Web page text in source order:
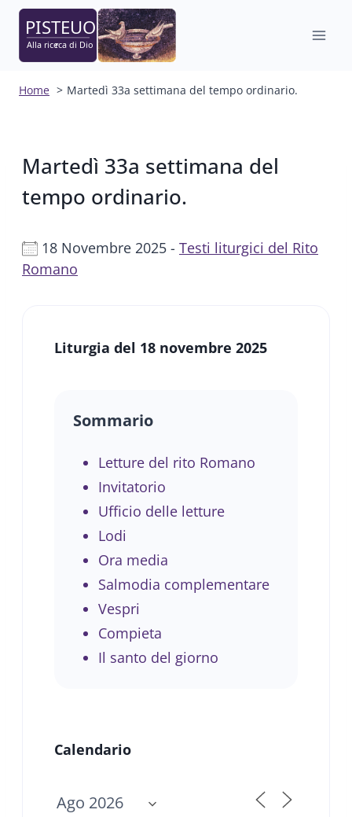
Salta
contenuto
Home Martedì 33a settimana del tempo ordinario.
Martedì 33a settimana del
tempo ordinario.
18 Novembre 2025 - Testi liturgici del Rito
Romano
Liturgia del 18 novembre 2025
Sommario
Letture del rito Romano
Invitatorio
Ufficio delle letture
Lodi
Ora media
Salmodia complementare
Vespri
Compieta
Il santo del giorno
Calendario